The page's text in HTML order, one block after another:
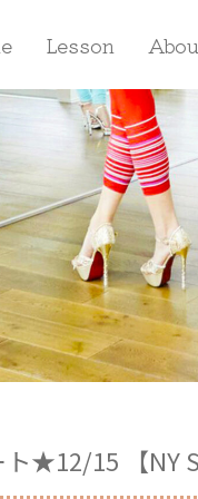
Lesson
★12/15 【NY